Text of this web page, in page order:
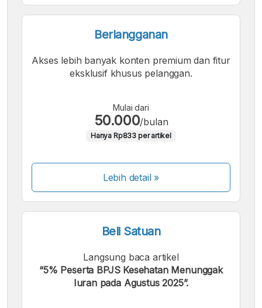
Berlangganan
Akses lebih banyak konten premium dan fitur
eksklusif khusus pelanggan.
Mulai dari
50.000/bulan
Hanya Rp833 per artikel
Lebih detail »
Beli Satuan
Langsung baca artikel
“5% Peserta BPJS Kesehatan Menunggak
Iuran pada Agustus 2025”.